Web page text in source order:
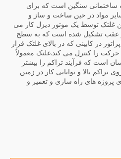
تجهیزات ساختمانی سنگین است که برای
مواد در حین ساخت و ساز و
غلتک توسط یک موتور دیزل کار می
و عقب تشکیل شده است که به سطح
در کابینی که در بالای غلتک قرار
را کنترل می کند.غلتک معمولاً
است که فرآیند تراکم را بیشتر
ای 8 تنی با نیروی تراکم بالا و توانایی کار در زمین
پروژه های راه سازی و تعمیر و